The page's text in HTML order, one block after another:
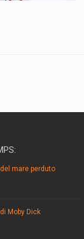
mare perduto
Moby Dick